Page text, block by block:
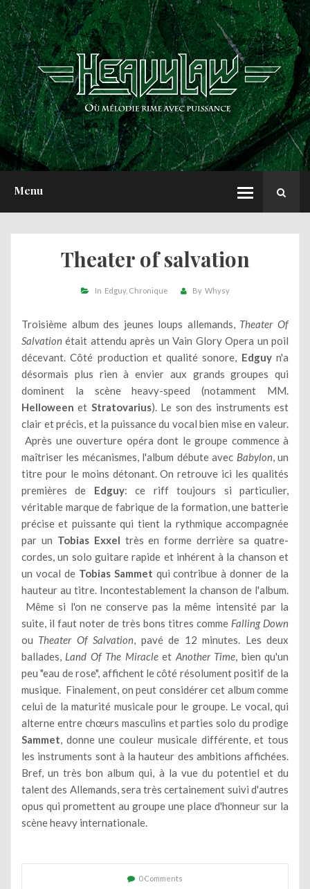
Menu
ACCUEIL
NEWS
CHRONIQUES
INTERVIEWS
REPORTS
A PROPOS
Theater of salvation
In Edguy Chronique By Whysy
Troisième album des jeunes loups allemands, Theater Of
Salvation était attendu après un Vain Glory Opera un poil
décevant. Côté production et qualité sonore, Edguyn'a
désormais plus rien à envier aux grands groupes qui
dominent la scène heavy-speed (notamment MM.
Helloween et Stratovarius). Le son des instruments est
clair et précis, et la puissance du vocal bien mise en valeur.
Après une ouverture opéra dont le groupe commence à
maîtriser les mécanismes, l'album débute avec Babylon, un
titre pour le moins détonant. On retrouve ici les qualités
premières de Edguy: ce riff toujours si particulier,
véritable marque de fabrique de la formation, une batterie
précise et puissante qui tient la rythmique accompagnée
par un Tobias Exxel très en forme derrière sa quatre-
cordes, un solo guitare rapide et inhérent à la chanson et
un vocal de Tobias Sammet qui contribue à donner de la
hauteur au titre. Incontestablement la chanson de l'album.
Même si l'on ne conserve pas la même intensité par la
suite, il faut noter de très bons titres comme Falling Down
ou Theater Of Salvation, pavé de 12 minutes. Les deux
ballades, Land Of The Miracleet Another Time, bien qu'un
peu "eau de rose", affichent le côté résolument positif de la
musique. Finalement, on peut considérer cet album comme
celui de la maturité musicale pour le groupe. Le vocal, qui
alterne entre chœurs masculins et parties solo du prodige
Sammet, donne une couleur musicale différente, et tous
les instruments sont à la hauteur des ambitions affichées.
Bref, un très bon album qui, à la vue du potentiel et du
talent des Allemands, sera très certainement suivi d'autres
opus qui promettent au groupe une place d'honneur sur la
scène heavy internationale.
0 Comments